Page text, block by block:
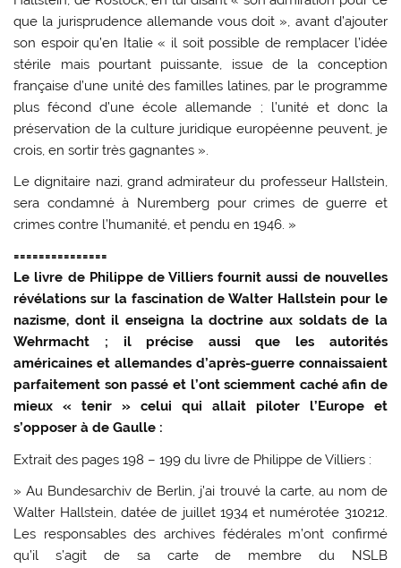
que la jurisprudence allemande vous doit », avant d’ajouter
son espoir qu’en Italie « il soit possible de remplacer l’idée
stérile mais pourtant puissante, issue de la conception
française d’une unité des familles latines, par le programme
plus fécond d’une école allemande ; l’unité et donc la
préservation de la culture juridique européenne peuvent, je
crois, en sortir très gagnantes ».
Le dignitaire nazi, grand admirateur du professeur Hallstein,
sera condamné à Nuremberg pour crimes de guerre et
crimes contre l’humanité, et pendu en 1946. »
===============
Le livre de Philippe de Villiers fournit aussi de nouvelles
révélations sur la fascination de Walter Hallstein pour le
nazisme, dont il enseigna la doctrine aux soldats de la
Wehrmacht ; il précise aussi que les autorités
américaines et allemandes d’après-guerre connaissaient
parfaitement son passé et l’ont sciemment caché afin de
mieux « tenir » celui qui allait piloter l’Europe et
s’opposer à de Gaulle :
Extrait des pages 198 – 199 du livre de Philippe de Villiers :
» Au Bundesarchiv de Berlin, j’ai trouvé la carte, au nom de
Walter Hallstein, datée de juillet 1934 et numérotée 310212.
Les responsables des archives fédérales m’ont confirmé
qu’il s’agit de sa carte de membre du NSLB